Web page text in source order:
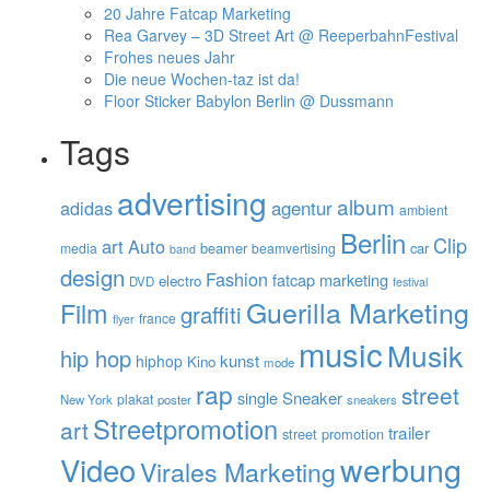
20 Jahre Fatcap Marketing
Rea Garvey – 3D Street Art @ ReeperbahnFestival
Frohes neues Jahr
Die neue Wochen-taz ist da!
Floor Sticker Babylon Berlin @ Dussmann
Tags
adidas advertising agenturalbum ambient
media artAuto band beamer beamvertising Berlin car Clip
design DVD electro Fashion fatcap marketing festival
Film flyer france graffiti Guerilla Marketing
hip hop hiphop Kino kunst mode musicMusik
New York plakat poster rap singleSneaker sneakers street
artStreetpromotion street promotion trailer
VideoVirales Marketingwerbung